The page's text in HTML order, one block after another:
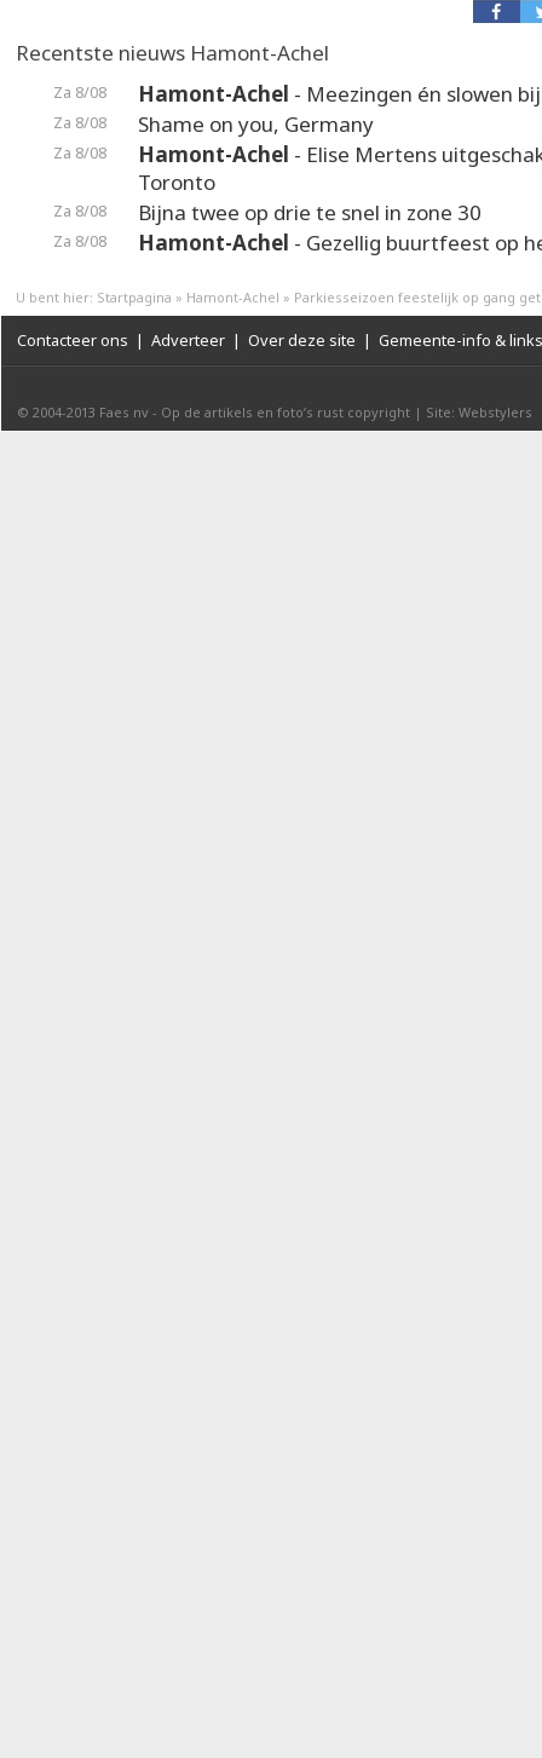
Recentste nieuws Hamont-Achel
Za 8/08 Hamont-Achel - Meezingen én slowen
Za 8/08 Shame on you, Germany
Za 8/08 Hamont-Achel - Elise Mertens
Toronto
Za 8/08 Bijna twee op drie te snel in zone 30
Za 8/08 Hamont-Achel - Gezellig buurtfeest op
U bent hier: Startpagina » Hamont-Achel » Parkiesseizoen feestelijk op gang
Contacteer ons | Adverteer | Over deze site | Gemeente-info & links
© 2004-2013 Faes nv - Op de artikels en foto’s rust copyright | Site: Webstylers